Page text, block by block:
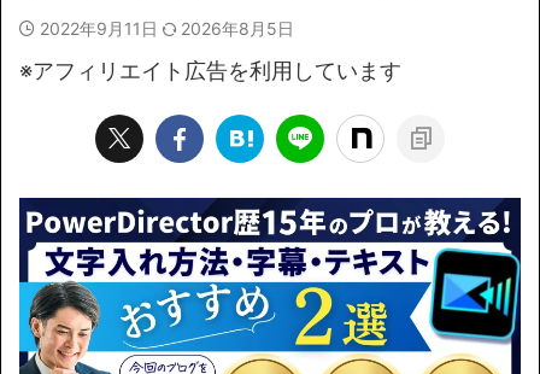
2022年9月11日 2026年8月5日
※アフィリエイト広告を利用しています